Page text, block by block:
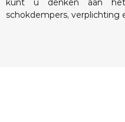
kunt u denken aan het
schokdempers, verplichting